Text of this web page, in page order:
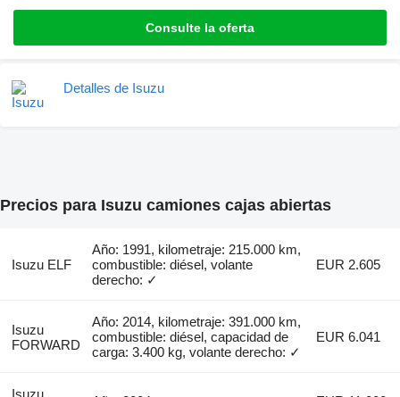
Consulte la oferta
Detalles de Isuzu
Precios para Isuzu camiones cajas abiertas
Isuzu ELF
Año: 1991, kilometraje: 215.000 km,
combustible: diésel, volante
derecho: ✓
EUR 2.605
Isuzu
FORWARD
Año: 2014, kilometraje: 391.000 km,
combustible: diésel, capacidad de
carga: 3.400 kg, volante derecho: ✓
EUR 6.041